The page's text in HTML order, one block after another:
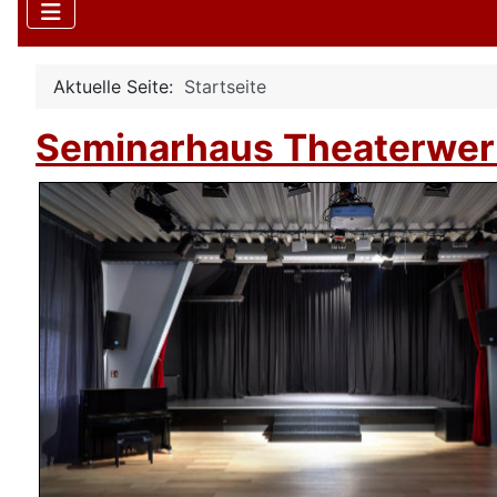
Aktuelle Seite: Startseite
Seminarhaus